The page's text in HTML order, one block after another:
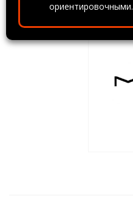
ориентировочными.